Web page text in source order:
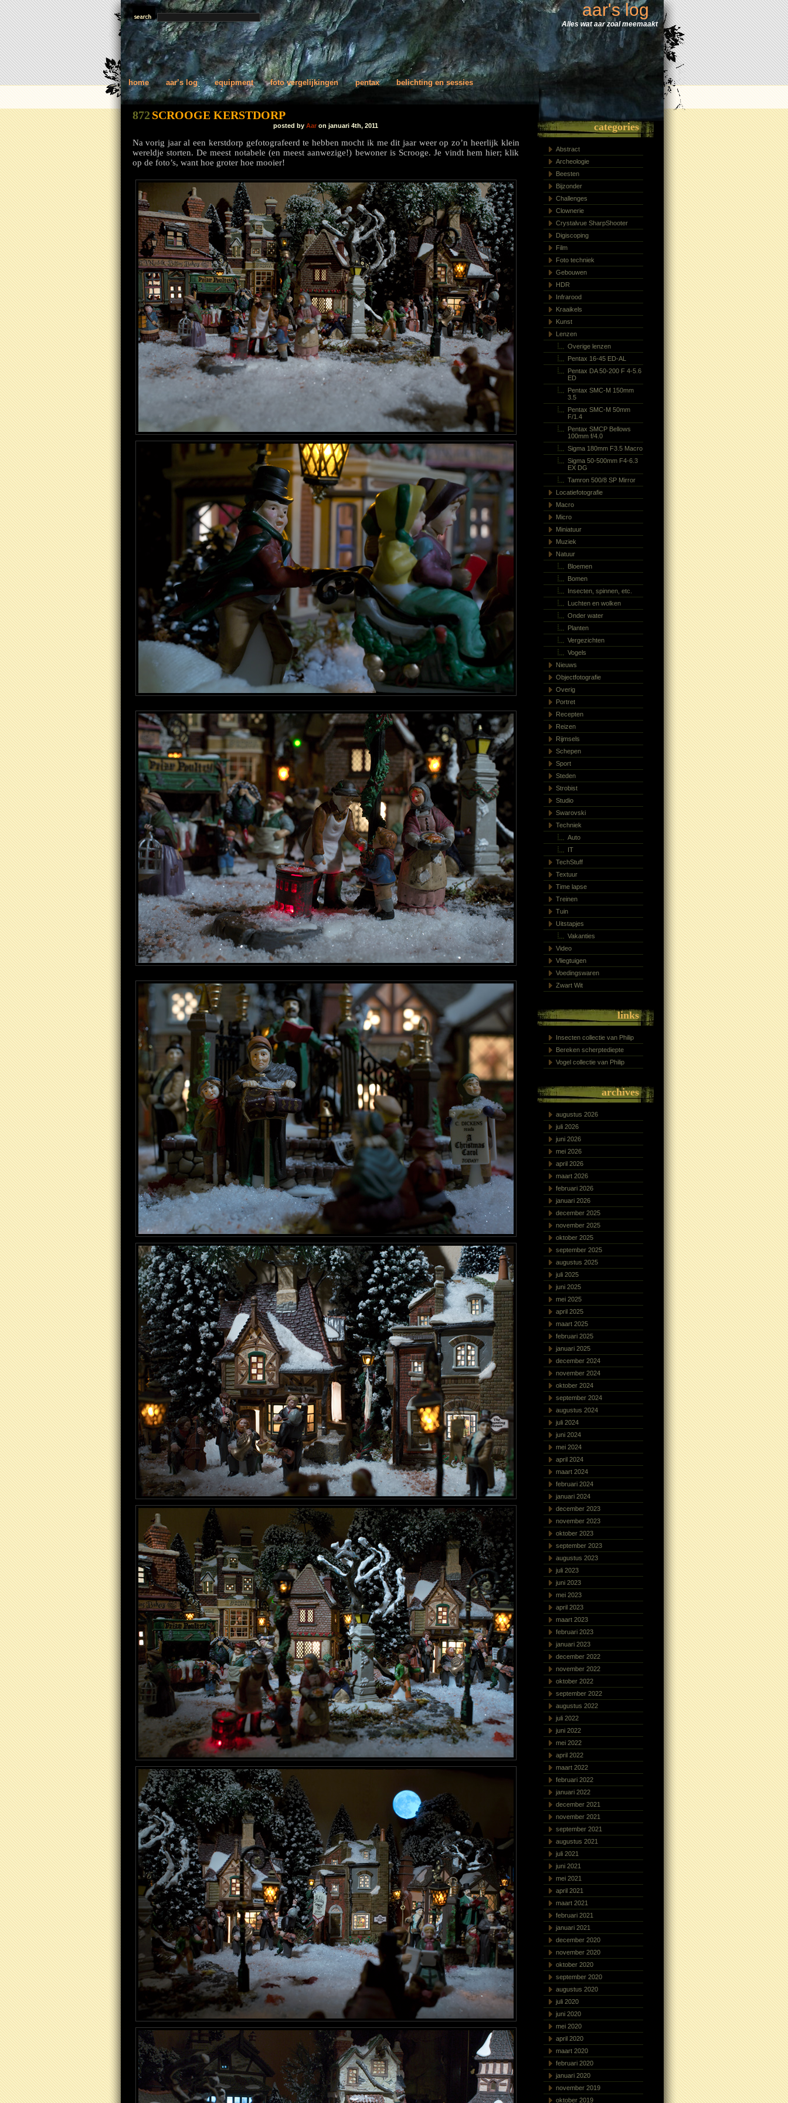
aar's log
Alles wat aar zoal meemaakt
home aar’s log equipment foto vergelijkingen pentax belichting en sessies
872 SCROOGE KERSTDORP
posted by Aar on januari 4th, 2011
Na vorig jaar al een kerstdorp gefotografeerd te hebben mocht ik me dit jaar weer op zo’n heerlijk klein
wereldje storten. De meest notabele (en meest aanwezige!) bewoner is Scrooge. Je vindt hem hier; klik
op de foto’s, want hoe groter hoe mooier!
categories
Abstract
Archeologie
Beesten
Bijzonder
Challenges
Clownerie
Crystalvue SharpShooter
Digiscoping
Film
Foto techniek
Gebouwen
HDR
Infrarood
Kraaikels
Kunst
Lenzen
Overige lenzen
Pentax 16-45 ED-AL
Pentax DA 50-200 F 4-5.6
ED
Pentax SMC-M 150mm
3.5
Pentax SMC-M 50mm
F/1.4
Pentax SMCP Bellows
100mm f/4.0
Sigma 180mm F3.5 Macro
Sigma 50-500mm F4-6.3
EX DG
Tamron 500/8 SP Mirror
Locatiefotografie
Macro
Micro
Miniatuur
Muziek
Natuur
Bloemen
Bomen
Insecten, spinnen, etc.
Luchten en wolken
Onder water
Planten
Vergezichten
Vogels
Nieuws
Objectfotografie
Overig
Portret
Recepten
Reizen
Rijmsels
Schepen
Sport
Steden
Strobist
Studio
Swarovski
Techniek
Auto
IT
TechStuff
Textuur
Time lapse
Treinen
Tuin
Uitstapjes
Vakanties
Video
Vliegtuigen
Voedingswaren
Zwart Wit
links
Insecten collectie van Philip
Bereken scherptediepte
Vogel collectie van Philip
archives
augustus 2026
juli 2026
juni 2026
mei 2026
april 2026
maart 2026
februari 2026
januari 2026
december 2025
november 2025
oktober 2025
september 2025
augustus 2025
juli 2025
juni 2025
mei 2025
april 2025
maart 2025
februari 2025
januari 2025
december 2024
november 2024
oktober 2024
september 2024
augustus 2024
juli 2024
juni 2024
mei 2024
april 2024
maart 2024
februari 2024
januari 2024
december 2023
november 2023
oktober 2023
september 2023
augustus 2023
juli 2023
juni 2023
mei 2023
april 2023
maart 2023
februari 2023
januari 2023
december 2022
november 2022
oktober 2022
september 2022
augustus 2022
juli 2022
juni 2022
mei 2022
april 2022
maart 2022
februari 2022
januari 2022
december 2021
november 2021
september 2021
augustus 2021
juli 2021
juni 2021
mei 2021
april 2021
maart 2021
februari 2021
januari 2021
december 2020
november 2020
oktober 2020
september 2020
augustus 2020
juli 2020
juni 2020
mei 2020
april 2020
maart 2020
februari 2020
januari 2020
november 2019
oktober 2019